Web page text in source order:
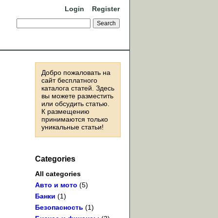
Login Register
Добро пожаловать на
сайт бесплатного
каталога статей. Здесь
вы можете разместить
или обсудить статью.
К размещению
принимаются только
уникальные статьи!
Categories
All categories
Авто и мото (5)
Банки (1)
Безопасность (1)